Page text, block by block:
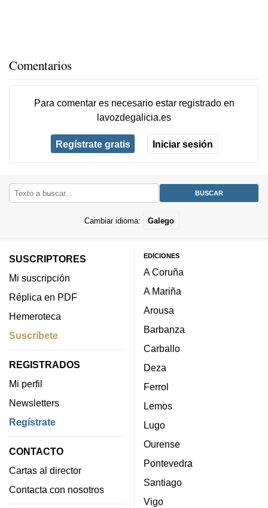
Comentarios
Para comentar es necesario estar registradoen
lavozdegalicia.es
Regístrate gratis Iniciar sesión
Cambiar idioma: Galego
SUSCRIPTORES
Mi suscripción
Réplica en PDF
Hemeroteca
Suscríbete
REGISTRADOS
Mi perfil
Newsletters
Regístrate
CONTACTO
Cartas al director
Contacta con nosotros
EDICIONES
A Coruña
A Mariña
Arousa
Barbanza
Carballo
Deza
Ferrol
Lemos
Lugo
Ourense
Pontevedra
Santiago
Vigo